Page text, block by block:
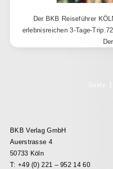
Der BKB Reiseführer
erlebnisreichen 3-Tage-
Seite
BKB Verlag GmbH
Auerstrasse 4
50733 Köln
T: +49 (0) 221 – 952 14 60